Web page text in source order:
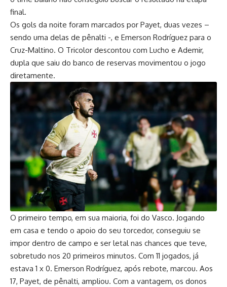
final.
Os gols da noite foram marcados por Payet, duas vezes –
sendo uma delas de pênalti -, e Emerson Rodríguez para o
Cruz-Maltino. O Tricolor descontou com Lucho e Ademir,
dupla que saiu do banco de reservas movimentou o jogo
diretamente.
O primeiro tempo, em sua maioria, foi do Vasco. Jogando
em casa e tendo o apoio do seu torcedor, conseguiu se
impor dentro de campo e ser letal nas chances que teve,
sobretudo nos 20 primeiros minutos. Com 11 jogados, já
estava 1 x 0. Emerson Rodríguez, após rebote, marcou. Aos
17, Payet, de pênalti, ampliou. Com a vantagem, os donos